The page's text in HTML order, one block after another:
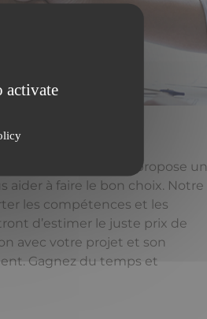
? FITECO vous propose un
aider à faire le bon choix. Notre
les compétences et les
d’estimer le juste prix de
avec votre projet et son
Gagnez du temps et
activate